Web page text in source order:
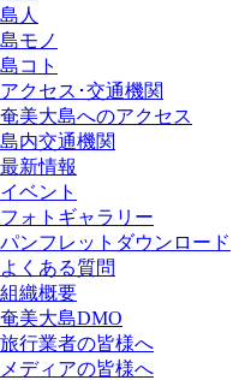
島人
島モノ
島コト
アクセス･交通機関
奄美大島へのアクセス
島内交通機関
最新情報
イベント
フォトギャラリー
パンフレットダウンロード
よくある質問
組織概要
奄美大島DMO
旅行業者の皆様へ
メディアの皆様へ